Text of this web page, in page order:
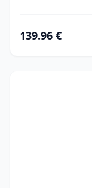
139.96 €